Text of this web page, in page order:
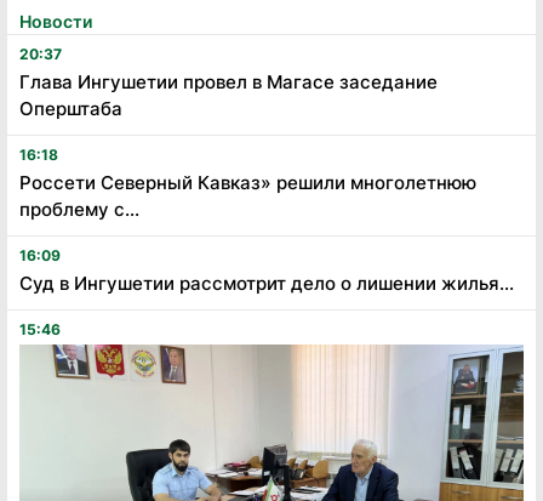
Новости
20:37
Глава Ингушетии провел в Магасе заседание
Оперштаба
16:18
Россети Северный Кавказ» решили многолетнюю
проблему с...
16:09
Суд в Ингушетии рассмотрит дело о лишении жилья...
15:46